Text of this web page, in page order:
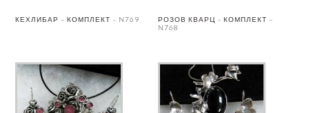
КЕХЛИБАР – КОМПЛЕКТ – N769
РОЗОВ КВАРЦ – КОМПЛЕКТ –
N768